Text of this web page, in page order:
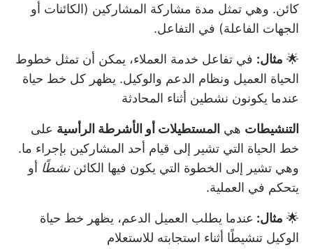
كائن. وهي تمثل مدة مشاركة المشاركين (الكائنات أو
الجهات الفاعلة) في التفاعل.
🌟 مثال: في تفاعل خدمة العملاء، يمكن أن تمثل خطوط
الحياة العميل ونظام الدعم والوكيل. يظهر كل خط حياة
عندما يكونون نشطين أثناء المحادثة
التنشيطات هي المستطيلات أو الأشرطة الرأسية على
خط الحياة التي تشير إلى قيام أحد المشاركين بإجراء ما.
وهي تشير إلى الخطوة التي يكون فيها الكائننشطًا أو
يتحكم في العملية.
🌟 مثال: عندما يطلب العميل الدعم، يظهر خط حياة
الوكيل تنشيطًا أثناء استجابته للاستعلام